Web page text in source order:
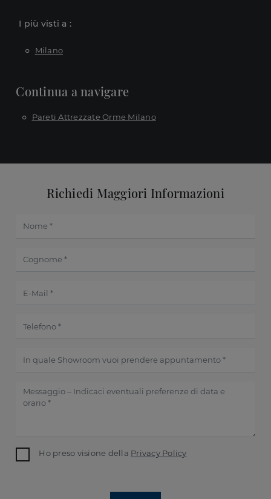
I più visti a :
Milano
Continua a navigare
Pareti Attrezzate Orme Milano
Richiedi Maggiori Informazioni
Ho preso visione della Privacy Policy